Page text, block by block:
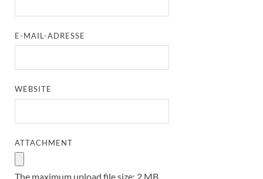
E-MAIL-ADRESSE
WEBSITE
ATTACHMENT
The maximum upload file size: 2 MB.